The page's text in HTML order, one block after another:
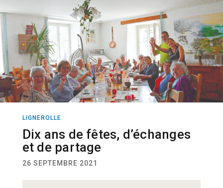
LIGNEROLLE
Dix ans de fêtes, d’échanges
et de partage
26 SEPTEMBRE 2021